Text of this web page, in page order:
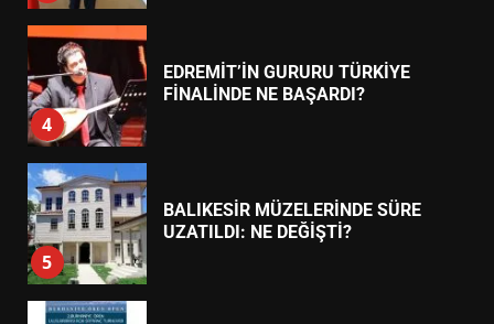
4
EDREMİT’İN GURURU TÜRKİYE
FİNALİNDE NE BAŞARDI?
5
BALIKESİR MÜZELERİNDE SÜRE
UZATILDI: NE DEĞİŞTİ?